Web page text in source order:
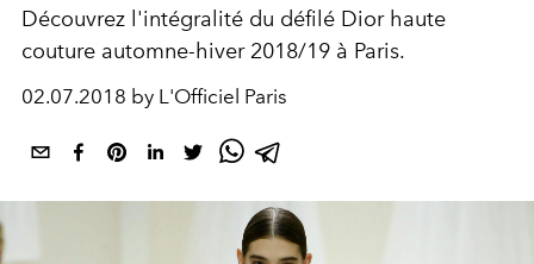
Découvrez l'intégralité du défilé Dior haute
couture automne-hiver 2018/19 à Paris.
02.07.2018 by L'Officiel Paris